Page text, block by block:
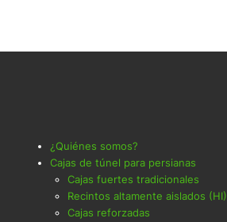
¿Quiénes somos?
Cajas de túnel para persianas
Cajas fuertes tradicionales
Recintos altamente aislados (HI)
Cajas reforzadas